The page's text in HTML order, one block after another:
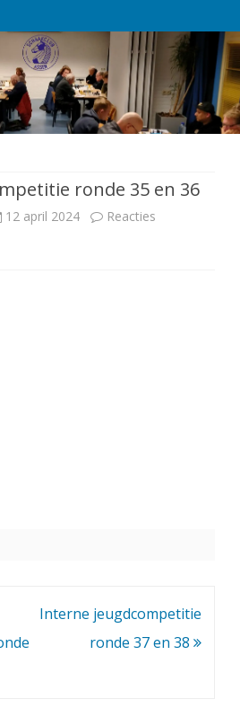
de
inhoudronde 35 en 36
12 april 2024
Reacties
Interne jeugdcompetitie
ronde 37 en 38